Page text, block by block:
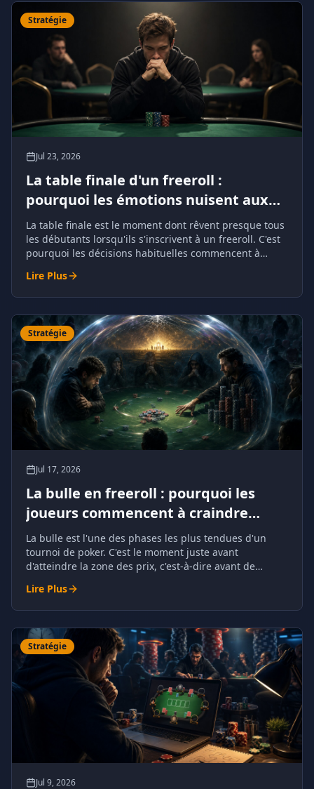
Stratégie
Jul 23, 2026
La table finale d'un freeroll :
pourquoi les émotions nuisent aux
décisions
La table finale est le moment dont rêvent presque tous
les débutants lorsqu'ils s'inscrivent à un freeroll. C'est
pourquoi les décisions habituelles commencent à
Lire Plus
Stratégie
Jul 17, 2026
La bulle en freeroll : pourquoi les
joueurs commencent à craindre
l'élimination
La bulle est l'une des phases les plus tendues d'un
tournoi de poker. C'est le moment juste avant
d'atteindre la zone des prix, c'est-à-dire avant de
Lire Plus
Stratégie
Jul 9, 2026